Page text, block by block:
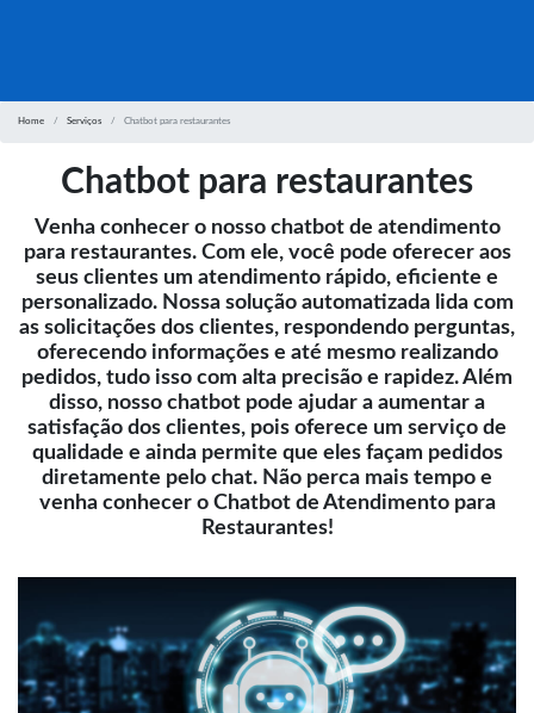
Home Serviços Chatbot para restaurantes
Chatbot para restaurantes
Venha conhecer o nosso chatbot de atendimento
para restaurantes. Com ele, você pode oferecer aos
seus clientes um atendimento rápido, eficiente e
personalizado. Nossa solução automatizada lida com
as solicitações dos clientes, respondendo perguntas,
oferecendo informações e até mesmo realizando
pedidos, tudo isso com alta precisão e rapidez. Além
disso, nosso chatbot pode ajudar a aumentar a
satisfação dos clientes, pois oferece um serviço de
qualidade e ainda permite que eles façam pedidos
diretamente pelo chat. Não perca mais tempo e
venha conhecer o Chatbot de Atendimento para
Restaurantes!